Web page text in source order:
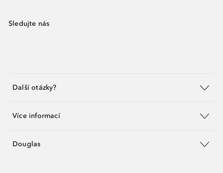
Sledujte nás
Další otázky?
Více informací
Douglas